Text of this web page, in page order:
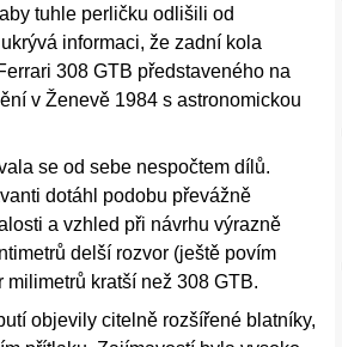
tuhle perličku odlišili od
informaci, že zadní kola
308 GTB představeného na
v Ženevě 1984 s astronomickou
se od sebe nespočtem dílů.
dotáhl podobu převážně
a vzhled při návrhu výrazně
delší rozvor (ještě povím
kratší než 308 GTB.
objevily citelně rozšířené blatníky,